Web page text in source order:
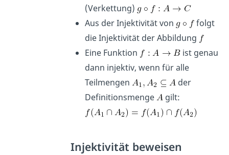
(Verkettung)
Aus der Injektivität von
folgt
die Injektivität der Abbildung
Eine Funktion
ist genau
dann injektiv, wenn für alle
Teilmengen
der
Definitionsmenge
gilt:
Injektivität beweisen